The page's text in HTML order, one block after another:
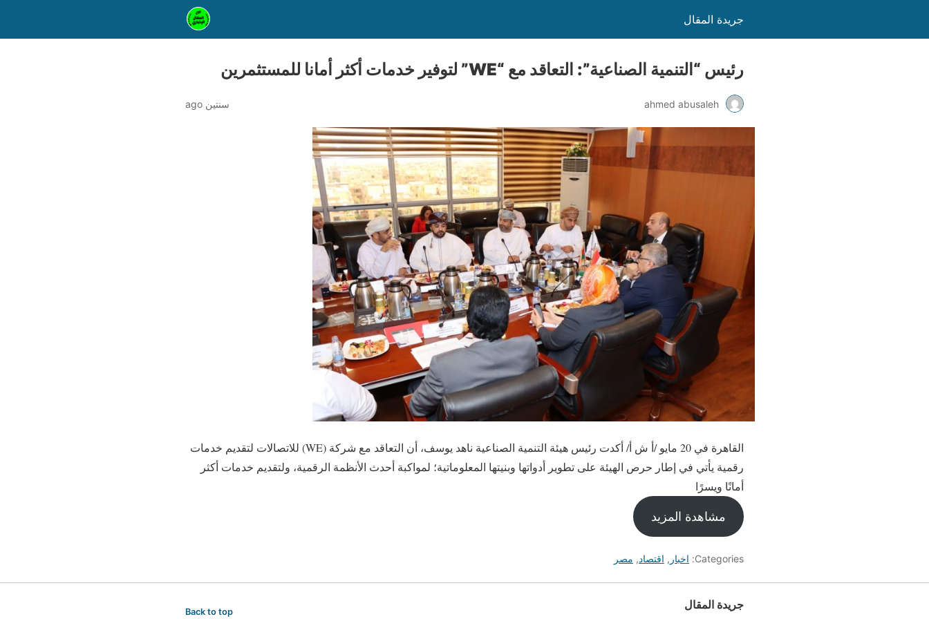
جريدة المقال
رئيس “التنمية الصناعية”: التعاقد مع “WE” لتوفير خدمات أكثر أمانا للمستثمرين
ahmed abusaleh سنتين ago
القاهرة في 20 مايو /أ ش أ/ أكدت رئيس هيئة التنمية الصناعية ناهد يوسف، أن التعاقد مع شركة (WE) للاتصالات لتقديم خدمات
رقمية يأتي في إطار حرص الهيئة على تطوير أدواتها وبنيتها المعلوماتية؛ لمواكبة أحدث الأنظمة الرقمية، ولتقديم خدمات أكثر
أمانًا ويسرًا
مشاهدة المزيد
Categories: اخبار , اقتصاد, مصر
جريدة المقال Back to top